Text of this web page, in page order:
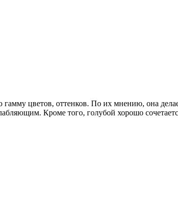
гамму цветов, оттенков. По их мнению, она
Кроме того, голубой хорошо